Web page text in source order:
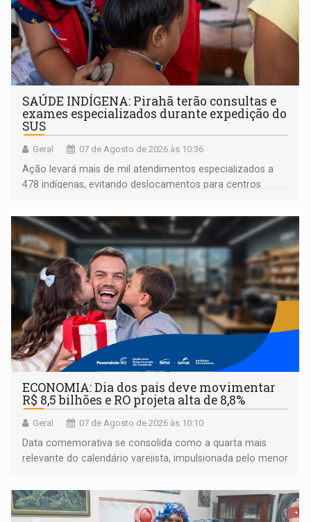
SAÚDE INDÍGENA: Pirahã terão consultas e
exames especializados durante expedição do
SUS
Geral 07 de Agosto de 2026 às 10:36
Ação levará mais de mil atendimentos especializados a
478 indígenas, evitando deslocamentos para centros
ECONOMIA: Dia dos pais deve movimentar
R$ 8,5 bilhões e RO projeta alta de 8,8%
Geral 07 de Agosto de 2026 às 10:10
Data comemorativa se consolida como a quarta mais
relevante do calendário varejista, impulsionada pelo menor
média do trabalhador